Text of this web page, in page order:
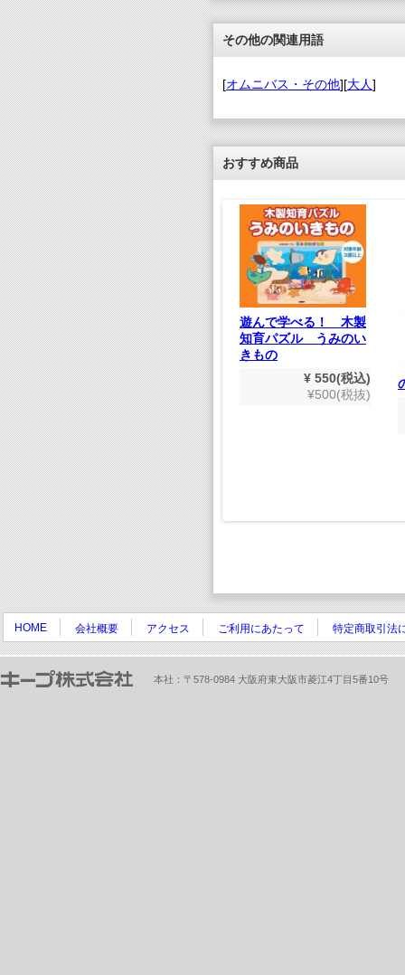
その他の関連用語
[オムニバス・その他][大人]
おすすめ商品
ル ト
税込)
税抜)
懐かしいどうよう(デ
ジタルリマスター版）
¥ 1,980(税込)
¥1,800(税抜)
遊んで学べる！ 木製
知育パズル うみのい
きもの
¥ 550(税込)
¥500(税抜)
HOME 会社概要 アクセス ご利用にあたって 特定商取引法
本社：〒578-0984 大阪府東大阪市菱江4丁目5番10号